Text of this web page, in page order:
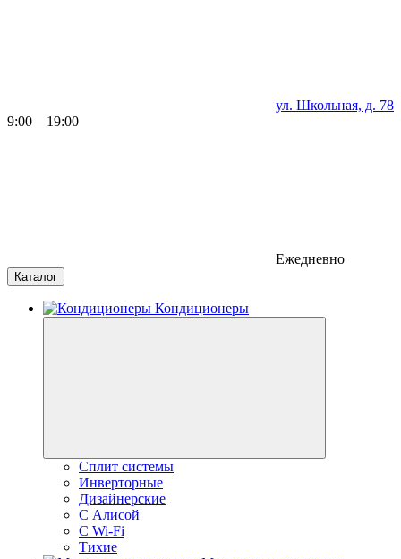
ул. Школьная, д. 78
9:00 – 19:00
Ежедневно
Каталог
Кондиционеры
Сплит системы
Инверторные
Дизайнерские
С Алисой
C Wi-Fi
Тихие